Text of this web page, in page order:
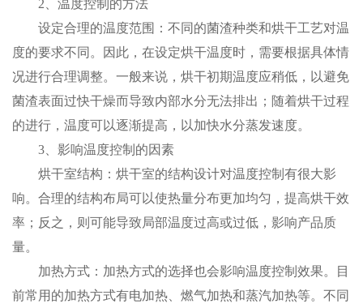
2、温度控制的方法
设定合理的温度范围：不同的菌渣种类和烘干工艺对温
度的要求不同。因此，在设定烘干温度时，需要根据具体情
况进行合理调整。一般来说，烘干初期温度应稍低，以避免
菌渣表面过快干燥而导致内部水分无法排出；随着烘干过程
的进行，温度可以逐渐提高，以加快水分蒸发速度。
3、影响温度控制的因素
烘干室结构：烘干室的结构设计对温度控制有很大影
响。合理的结构布局可以使热量分布更加均匀，提高烘干效
率；反之，则可能导致局部温度过高或过低，影响产品质
量。
加热方式：加热方式的选择也会影响温度控制效果。目
前常用的加热方式有电加热、燃气加热和蒸汽加热等。不同